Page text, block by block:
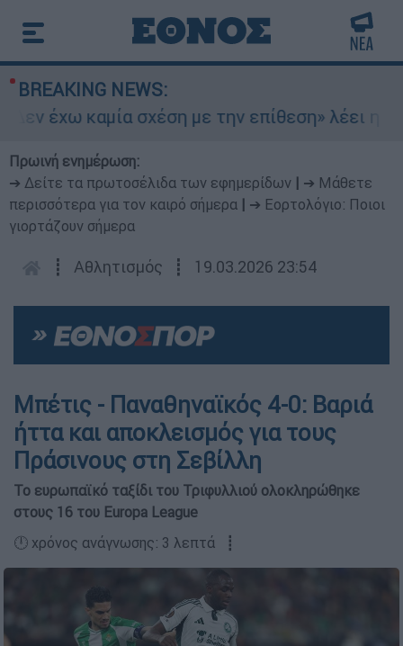
BREAKING NEWS:
έχω καμία σχέση με την επίθεση» λέει η
Πρωινή ενημέρωση:
➔ Δείτε τα πρωτοσέλιδα των εφημερίδων
➔ Μάθετε
περισσότερα για τον καιρό σήμερα
➔ Εορτολόγιο: Ποιοι
γιορτάζουν σήμερα
┋ Αθλητισμός ┋ 19.03.2026 23:54
Μπέτις - Παναθηναϊκός 4-0: Βαριά
ήττα και αποκλεισμός για τους
Πράσινους στη Σεβίλλη
Το ευρωπαϊκό ταξίδι του Τριφυλλιού ολοκληρώθηκε
στους 16 του Europa League
🕛 χρόνος ανάγνωσης: 3 λεπτά ┋